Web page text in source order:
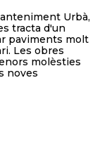
Urbà,
tracta d'un
paviments molt
Les obres
molèsties
noves